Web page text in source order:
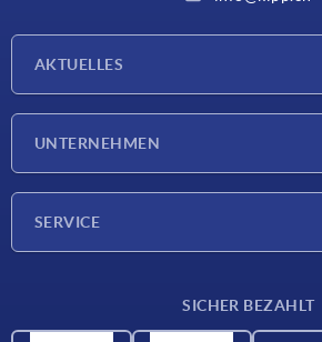
AKTUELLES
UNTERNEHMEN
SERVICE
SICHER BEZAHLT